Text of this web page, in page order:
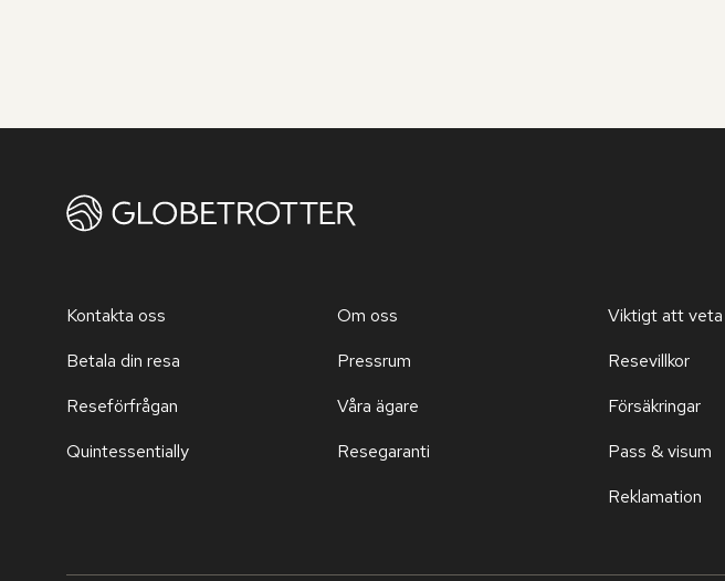
Kontakta oss
Betala din resa
Reseförfrågan
Quintessentially
Om oss
Pressrum
Våra ägare
Resegaranti
Viktigt att veta
Resevillkor
Försäkringar
Pass & visum
Reklamation